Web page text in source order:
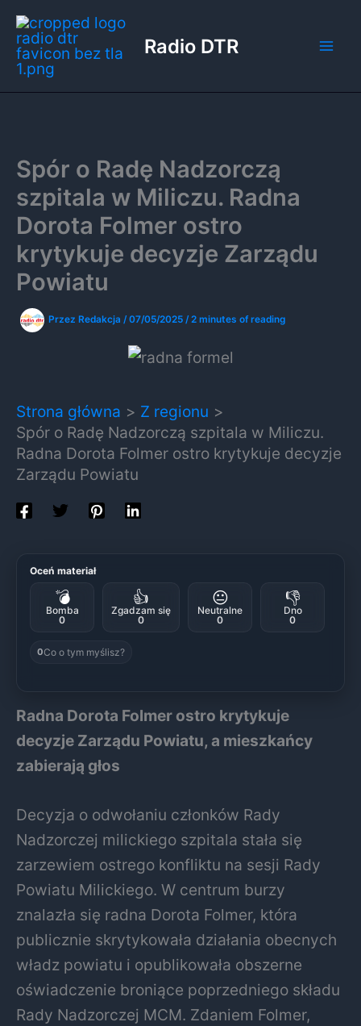
Przejdź
do
treści
Radio DTR
Spór o Radę Nadzorczą
szpitala w Miliczu. Radna
Dorota Folmer ostro
krytykuje decyzje Zarządu
Powiatu
Przez Redakcja /07/05/2025 /2 minutes of reading
Strona główna
Z regionu
Spór o Radę Nadzorczą szpitala w Miliczu.
Radna Dorota Folmer ostro krytykuje decyzje
Zarządu Powiatu
Oceń materiał
💣
Bomba
0
👍
Zgadzam się
0
😐
Neutralne
0
👎
Dno
0
0Co o tym myślisz?
Radna Dorota Folmer ostro krytykuje
decyzje Zarządu Powiatu, a mieszkańcy
zabierają głos
Decyzja o odwołaniu członków Rady
Nadzorczej milickiego szpitala stała się
zarzewiem ostrego konfliktu na sesji Rady
Powiatu Milickiego. W centrum burzy
znalazła się radna Dorota Folmer, która
publicznie skrytykowała działania obecnych
władz powiatu i opublikowała obszerne
oświadczenie broniące poprzedniego składu
Rady Nadzorczej MCM. Zdaniem Folmer,